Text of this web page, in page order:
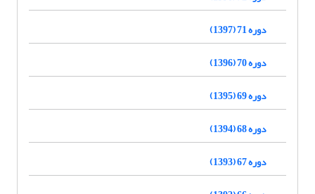
دوره 71 (1397)
دوره 70 (1396)
دوره 69 (1395)
دوره 68 (1394)
دوره 67 (1393)